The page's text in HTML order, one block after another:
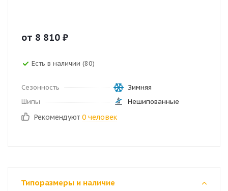
от 8 810 ₽
Есть в наличии (80)
Сезонность
Зимняя
Шипы
Нешипованные
Рекомендуют 0 человек
Типоразмеры и наличие